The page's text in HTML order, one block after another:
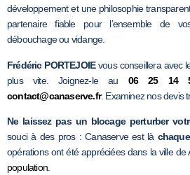
développement et une philosophie
partenaire fiable pour l’ensemble de
débouchage ou vidange.
Frédéric PORTEJOIEvous conseillera avec
plus vite. Joignez-le au 06 25 14
contact@canaserve.fr. Examinez nos devis
Ne laissez pas un blocage perturber
souci à des pros : Canaserve est là
opérations ont été appréciées dans la ville
population